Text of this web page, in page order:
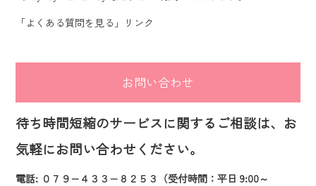
「よくある質問を見る」リンク
お問い合わせ
待ち時間短縮のサービスに関するご相談は、お
気軽にお問い合わせください。
電話: ０７９−４３３−８２５３（受付時間：平日 9:00～